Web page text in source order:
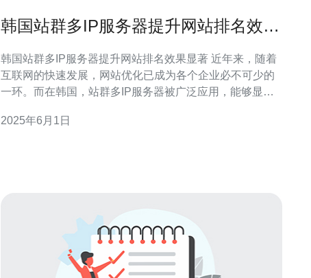
韩国站群多IP服务器提升网站排名效果
韩国站群多IP服务器提升网站排名效果显著 近年来，随着
互联网的快速发展，网站优化已成为各个企业必不可少的
一环。而在韩国，站群多IP服务器被广泛应用，能够显著
址将多个网站连接在一起，形成一个站群网络。这样做的
2025年6月1日